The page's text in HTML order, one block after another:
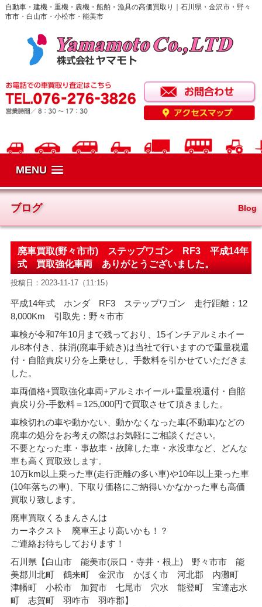
自動車・建機・重機・農機・船舶・漁具の高価買取り｜石川県・金沢市・野々
市市・白山市・小松市・能美市
MENU
ブログ Blog
廃車買取(野々市市) ステップワゴン RF3 平成14年
式 買取強化車両 ありがとうございました。
投稿日：2023-11-17（11:15）
平成14年式 ホンダ RF3 ステップワゴン 走行距離：12
8,000Km 引取先：野々市市
車検が令和7年10月まで残っており、15インチアルミホイー
ル8本付き、抹消(廃車手続き)は当社で行いますので重量税還
付・自賠責戻り分を上乗せし、手数料を引かせていただきま
した。
車両価格+買取強化車両+アルミホイール+重量税還付・自賠
責戻り分-手数料＝125,000円で買取させて頂きました。
車検切れの車や動かない、動かなくなった車(不動車)などの
廃車の処分をお考えの際はお気軽にご相談ください。
不要となった車・事故車・故障した車・水没車など、どんな
車も高く買取致します。
10万km以上乗った車(走行距離の多い車)や10年以上乗った車
(10年落ちの車)、下取り価格にご納得いかなかった車も高価
買取り致します。
廃車買取くるまんさんは
カーネクスト 廃車王より高いかも！？
ご連絡お待ちしております！
石川県【白山市 能美市(辰口・寺井・根上) 野々市市 能
美郡川北町 鶴来町 金沢市 かほく市 河北郡 内灘町
津幡町 小松市 加賀市 七尾市 穴水 能登町 宝達志水
町 志賀町 羽咋市 羽咋郡】